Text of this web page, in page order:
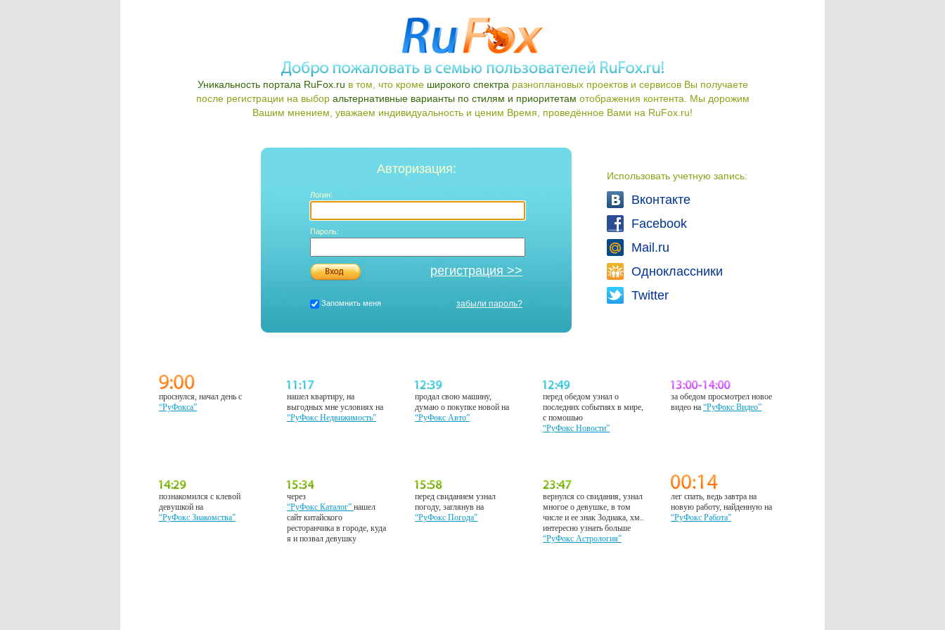
Уникальность портала RuFox.ru в том, что кроме широкого спектра разноплановых проектов и сервисов Вы получаете
после регистрации на выбор альтернативные варианты по стилям и приоритетам отображения контента. Мы дорожим
Вашим мнением, уважаем индивидуальность и ценим Время, проведённое Вами на RuFox.ru!
Использовать учетную запись:
Вконтакте
Facebook
Mail.ru
Одноклассники
Twitter
Авторизация:
Логин:
Пароль:
регистрация >>
Запомнить меня забыли пароль?
проснулся, начал день с
“РуФокса”
нашел квартиру, на
выгодных мне условиях на
“РуФокс Недвижимость”
продал свою машину,
думаю о покупке новой на
“РуФокс Авто”
перед обедом узнал о
последних событиях в мире,
с помошью
“РуФокс Новости”
за обедом просмотрел новое
видео на“РуФокс Видео”
познакомился с клевой
девушкой на
“РуФокс Знакомства”
через
“РуФокс Каталог”нашел
сайт китайского
ресторанчика в городе, куда
я и позвал девушку
перед свиданием узнал
погоду, заглянув на
“РуФокс Погода”
вернулся со свидания, узнал
многое о девушке, в том
числе и ее знак Зодиака, хм..
интересно узнать больше
“РуФокс Астрология”
лег спать, ведь завтра на
новую работу, найденную на
“РуФокс Работа”